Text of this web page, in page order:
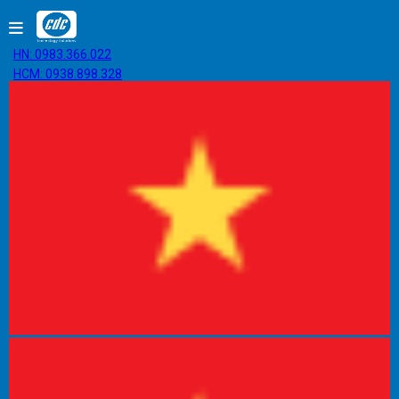
HN: 0983.366.022
HCM: 0938.898.328